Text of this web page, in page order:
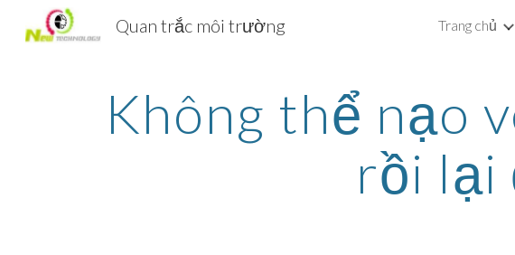
Skip to main content
Quan trắc môi trường Trang chủ
Không thể nạo
rồi lại